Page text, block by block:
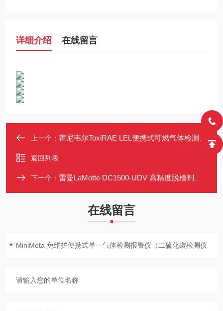
详细介绍 在线留言
上一个： 霍尼韦尔ToxiRAE LEL便携式可燃气体检测仪 0-99%LEL 防爆认证
返回列表
下一个： 雷曼LaMotte DC1500-UDV 高精度脱模剂浓度检测仪 防水防尘 数据存储
在线留言